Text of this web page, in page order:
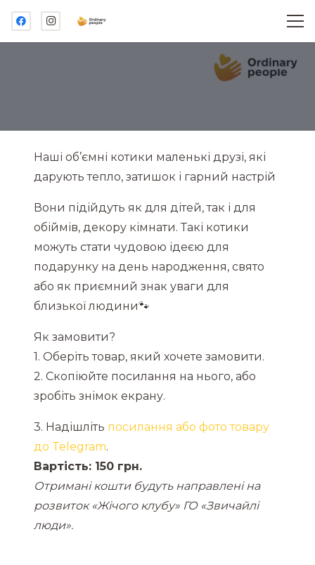
Наші об’ємні котики маленькі друзі, які
дарують тепло, затишок і гарний настрій
Вони підійдуть як для дітей, так і для
обіймів, декору кімнати. Такі котики
можуть стати чудовою ідеєю для
подарунку на день народження, свято
або як приємний знак уваги для
близької людини🐾
Як замовити?
1. Оберіть товар, який хочете замовити.
2. Скопіюйте посилання на нього, або
зробіть знімок екрану.
3. Надішліть посилання або фото товару
до Telegram.
Вартість: 150 грн.
Отримані кошти будуть направлені на
розвиток «Жічого клубу» ГО «Звичайлі
люди».